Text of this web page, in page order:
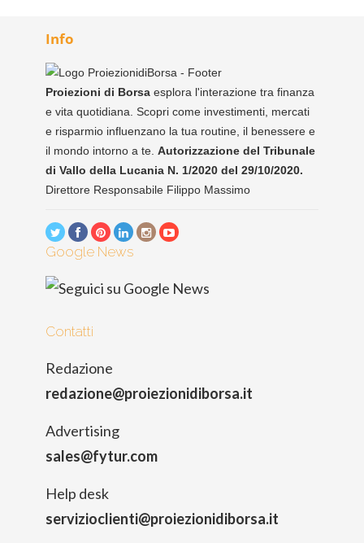
Info
Proiezioni di Borsa esplora l'interazione tra finanza
e vita quotidiana. Scopri come investimenti, mercati
e risparmio influenzano la tua routine, il benessere e
il mondo intorno a te. Autorizzazione del Tribunale
di Vallo della Lucania N. 1/2020 del 29/10/2020.
Direttore Responsabile Filippo Massimo
Google News
Contatti
Redazione
redazione@proiezionidiborsa.it
Advertising
sales@fytur.com
Help desk
servizioclienti@proiezionidiborsa.it